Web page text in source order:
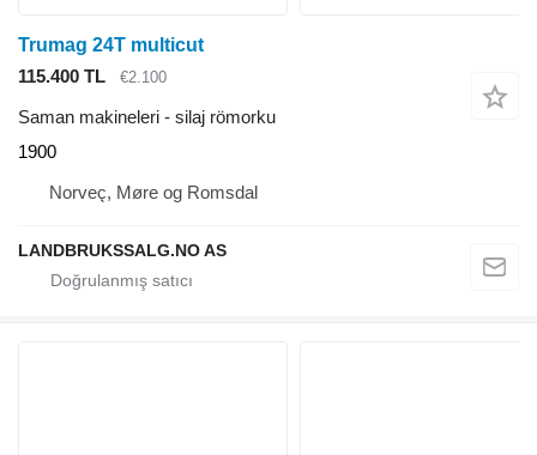
Trumag 24T multicut
115.400 TL
€2.100
Saman makineleri - silaj römorku
1900
Norveç, Møre og Romsdal
LANDBRUKSSALG.NO AS